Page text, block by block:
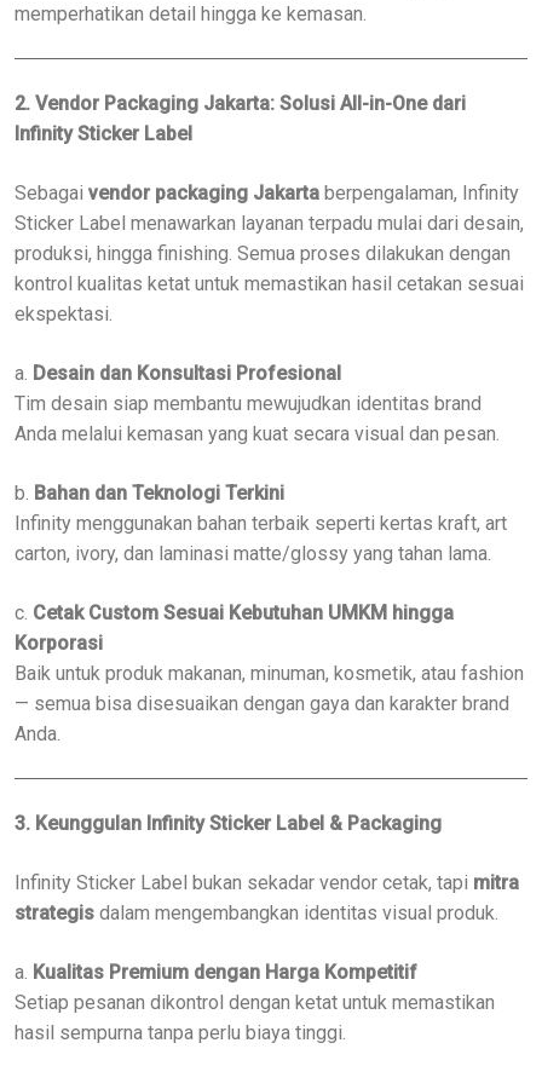
memperhatikan detail hingga ke kemasan.
2. Vendor Packaging Jakarta: Solusi All-in-One dari
Infinity Sticker Label
Sebagai vendor packaging Jakarta berpengalaman, Infinity
Sticker Label menawarkan layanan terpadu mulai dari desain,
produksi, hingga finishing. Semua proses dilakukan dengan
kontrol kualitas ketat untuk memastikan hasil cetakan sesuai
ekspektasi.
a. Desain dan Konsultasi Profesional
Tim desain siap membantu mewujudkan identitas brand
Anda melalui kemasan yang kuat secara visual dan pesan.
b. Bahan dan Teknologi Terkini
Infinity menggunakan bahan terbaik seperti kertas kraft, art
carton, ivory, dan laminasi matte/glossy yang tahan lama.
c. Cetak Custom Sesuai Kebutuhan UMKM hingga
Korporasi
Baik untuk produk makanan, minuman, kosmetik, atau fashion
— semua bisa disesuaikan dengan gaya dan karakter brand
Anda.
3. Keunggulan Infinity Sticker Label & Packaging
Infinity Sticker Label bukan sekadar vendor cetak, tapi mitra
strategis dalam mengembangkan identitas visual produk.
a. Kualitas Premium dengan Harga Kompetitif
Setiap pesanan dikontrol dengan ketat untuk memastikan
hasil sempurna tanpa perlu biaya tinggi.